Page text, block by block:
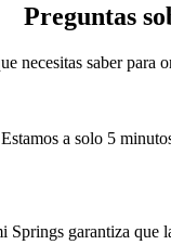
Preguntas
necesitas saber para
a solo 5
Springs garantiza